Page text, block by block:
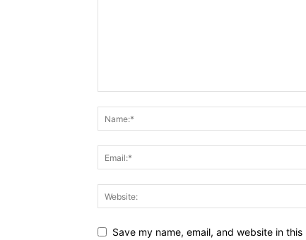
Save my name, email, and website in